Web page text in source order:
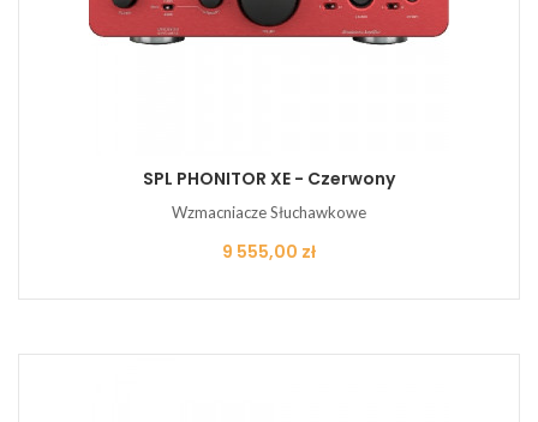
SPL PHONITOR XE - Czerwony
Wzmacniacze Słuchawkowe
Cena
9 555,00 zł